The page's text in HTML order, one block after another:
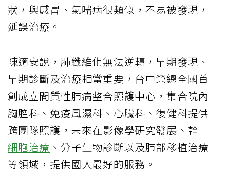
狀，與感冒、氣喘病很類似，不易被發現，
延誤治療。
陳適安說，肺纖維化無法逆轉，早期發現、
早期診斷及治療相當重要，台中榮總全國首
創成立間質性肺病整合照護中心，集合院內
胸腔科、免疫風濕科、心臟科、復健科提供
跨團隊照護，未來在影像學研究發展、幹
細胞治療 、分子生物診斷以及肺部移植治療
等領域，提供國人最好的服務。